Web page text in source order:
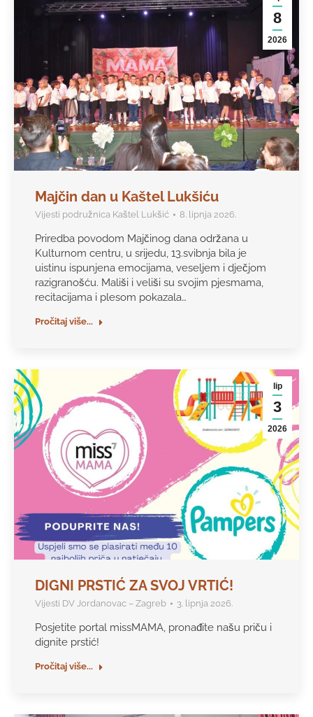
8
2026
Majčin dan u Kaštel Lukšiću
Vijesti podružnica Kaštel Lukšić 8. lipnja 2026.
Priredba povodom Majčinog dana održana u
Kulturnom centru, u srijedu, 13.svibnja bila je
uistinu ispunjena emocijama, veseljem i dječjom
razigranošću. Mališi i veliši su svojim pjesmama,
recitacijama i plesom pokazala…
Pročitaj više...
lip
3
2026
DIGNI PRSTIĆ ZA SVOJ VRTIĆ!
Vijesti DV Jordanovac – Zagreb 3. lipnja 2026.
Posjetite portal missMAMA, pronađite našu priču i
dignite prstić!
Pročitaj više...